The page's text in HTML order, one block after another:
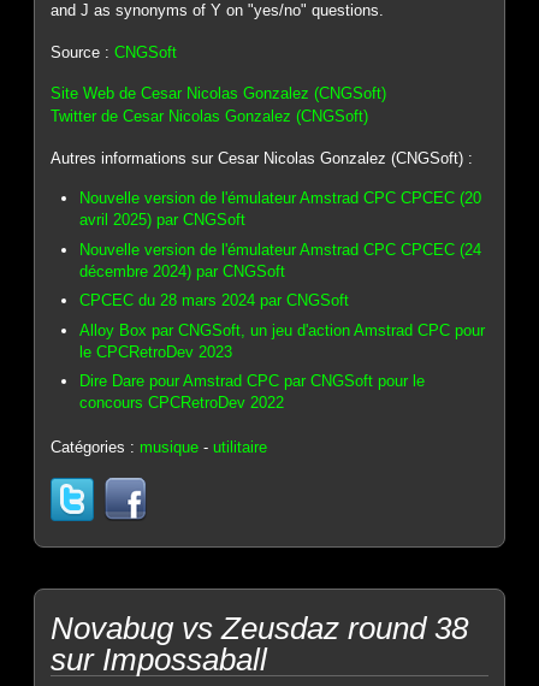
and J as synonyms of Y on "yes/no" questions.
Source :CNGSoft
Site Web de Cesar Nicolas Gonzalez (CNGSoft)
Twitter de Cesar Nicolas Gonzalez (CNGSoft)
Autres informations sur Cesar Nicolas Gonzalez (CNGSoft) :
Nouvelle version de l'émulateur Amstrad CPC CPCEC (20
avril 2025) par CNGSoft
Nouvelle version de l'émulateur Amstrad CPC CPCEC (24
décembre 2024) par CNGSoft
CPCEC du 28 mars 2024 par CNGSoft
Alloy Box par CNGSoft, un jeu d'action Amstrad CPC pour
le CPCRetroDev 2023
Dire Dare pour Amstrad CPC par CNGSoft pour le
concours CPCRetroDev 2022
Catégories : musique -utilitaire
Novabug vs Zeusdaz round 38
sur Impossaball